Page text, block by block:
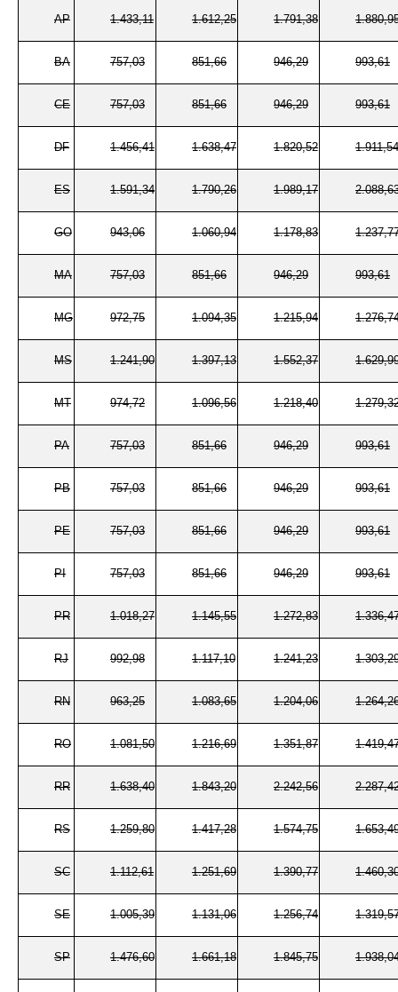
AP 1.433,11 1.612,25 1.791,38
BA 757,03 851,66 946,29 993,61
CE 757,03 851,66 946,29 993,61
DF 1.456,41 1.638,47 1.820,52 1.911,54
ES 1.591,34 1.790,26 1.989,17
GO 943,06 1.060,94 1.178,83
MA 757,03 851,66 946,29 993,61
MG 972,75 1.094,35 1.215,94
MS 1.241,90 1.397,13 1.552,37
MT 974,72 1.096,56 1.218,40
PA 757,03 851,66 946,29 993,61
PB 757,03 851,66 946,29 993,61
PE 757,03 851,66 946,29 993,61
PI 757,03 851,66 946,29 993,61
PR 1.018,27 1.145,55 1.272,83
RJ 992,98 1.117,10 1.241,23
RN 963,25 1.083,65 1.204,06
RO 1.081,50 1.216,69 1.351,87
RR 1.638,40 1.843,20 2.242,56
RS 1.259,80 1.417,28 1.574,75
SC 1.112,61 1.251,69 1.390,77
SE 1.005,39 1.131,06 1.256,74
SP 1.476,60 1.661,18 1.845,75